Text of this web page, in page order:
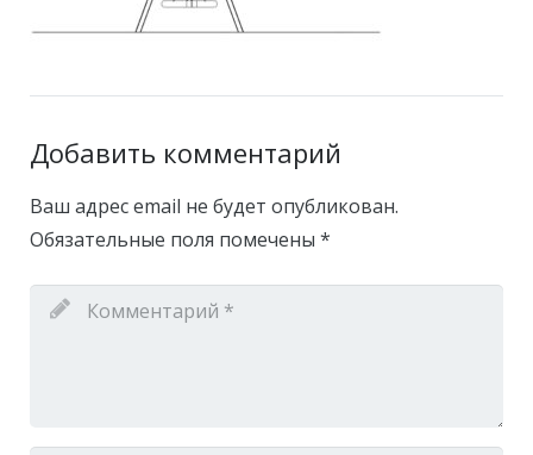
Добавить комментарий
Ваш адрес email не будет опубликован.
Обязательные поля помечены *